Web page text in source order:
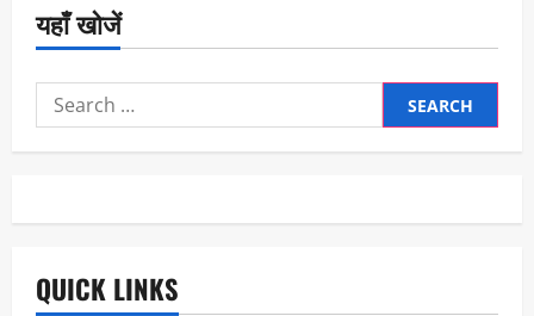
यहाँ खोजें
Search
for:
QUICK LINKS